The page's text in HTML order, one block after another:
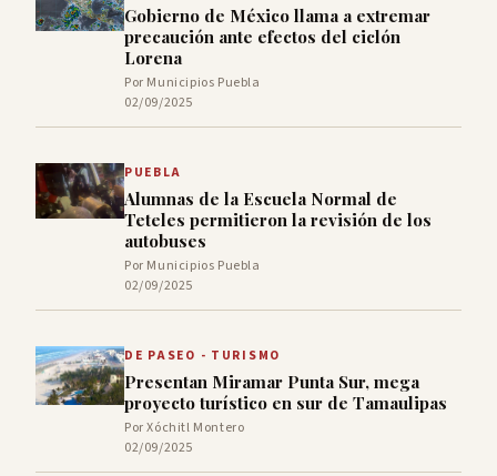
Gobierno de México llama a extremar
precaución ante efectos del ciclón
Lorena
Por Municipios Puebla
02/09/2025
PUEBLA
Alumnas de la Escuela Normal de
Teteles permitieron la revisión de los
autobuses
Por Municipios Puebla
02/09/2025
DE PASEO - TURISMO
Presentan Miramar Punta Sur, mega
proyecto turístico en sur de Tamaulipas
Por Xóchitl Montero
02/09/2025